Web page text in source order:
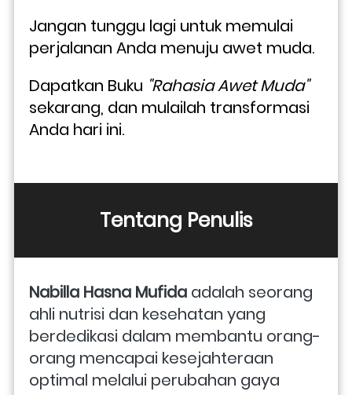
Jangan tunggu lagi untuk memulai
perjalanan Anda menuju awet muda.
Dapatkan Buku "Rahasia Awet Muda"
sekarang, dan mulailah transformasi
Anda hari ini.
Tentang Penulis
Nabilla Hasna Mufida adalah seorang
ahli nutrisi dan kesehatan yang
berdedikasi dalam membantu orang-
orang mencapai kesejahteraan
optimal melalui perubahan gaya